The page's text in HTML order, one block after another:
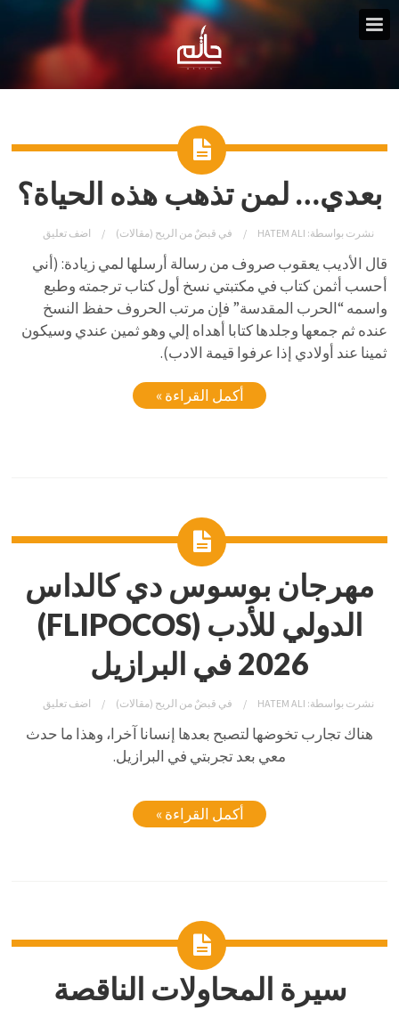
بعدي… لمن تذهب هذه الحياة؟
نشرت بواسطة: HATEM ALI في قبضٌ من الريح (مقالات) اضف تعليق
قال الأديب يعقوب صروف من رسالة أرسلها لمي زيادة: (أني
أحسب أثمن كتاب في مكتبتي نسخ أول كتاب ترجمته وطبع
واسمه “الحرب المقدسة” فإن مرتب الحروف حفظ النسخ
عنده ثم جمعها وجلدها كتابا أهداه إلي وهو ثمين عندي وسيكون
ثمينا عند أولادي إذا عرفوا قيمة الادب).
أكمل القراءة »
مهرجان بوسوس دي كالداس
الدولي للأدب (FLIPOCOS)
2026 في البرازيل
نشرت بواسطة: HATEM ALI في قبضٌ من الريح (مقالات) اضف تعليق
هناك تجارب تخوضها لتصبح بعدها إنسانا آخرا، وهذا ما حدث
معي بعد تجربتي في البرازيل.
أكمل القراءة »
سيرة المحاولات الناقصة